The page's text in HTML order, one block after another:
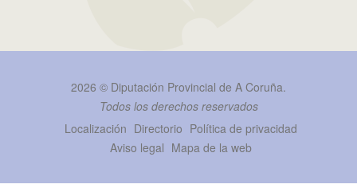
2026 © Diputación Provincial de A Coruña.
Todos los derechos reservados
Localización Directorio Política de privacidad
Aviso legal Mapa de la web